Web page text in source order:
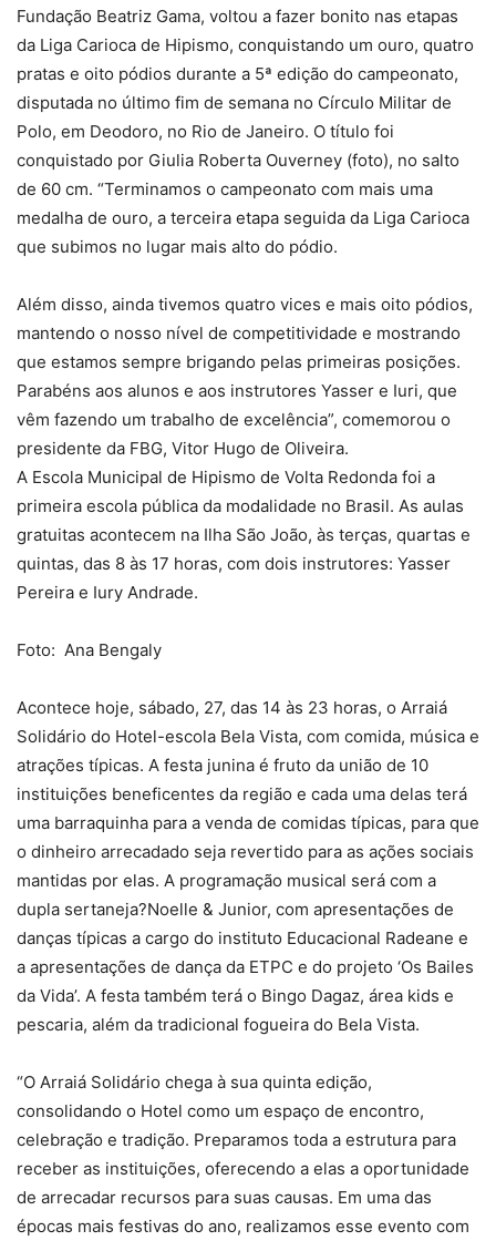
Fundação Beatriz Gama, voltou a fazer bonito nas etapas
da Liga Carioca de Hipismo, conquistando um ouro, quatro
pratas e oito pódios durante a 5ª edição do campeonato,
disputada no último fim de semana no Círculo Militar de
Polo, em Deodoro, no Rio de Janeiro. O título foi
conquistado por Giulia Roberta Ouverney (foto), no salto
de 60 cm. “Terminamos o campeonato com mais uma
medalha de ouro, a terceira etapa seguida da Liga Carioca
que subimos no lugar mais alto do pódio.
Além disso, ainda tivemos quatro vices e mais oito pódios,
mantendo o nosso nível de competitividade e mostrando
que estamos sempre brigando pelas primeiras posições.
Parabéns aos alunos e aos instrutores Yasser e Iuri, que
vêm fazendo um trabalho de excelência”, comemorou o
presidente da FBG, Vitor Hugo de Oliveira.
A Escola Municipal de Hipismo de Volta Redonda foi a
primeira escola pública da modalidade no Brasil. As aulas
gratuitas acontecem na Ilha São João, às terças, quartas e
quintas, das 8 às 17 horas, com dois instrutores: Yasser
Pereira e Iury Andrade.
Foto: Ana Bengaly
Acontece hoje, sábado, 27, das 14 às 23 horas, o Arraiá
Solidário do Hotel-escola Bela Vista, com comida, música e
atrações típicas. A festa junina é fruto da união de 10
instituições beneficentes da região e cada uma delas terá
uma barraquinha para a venda de comidas típicas, para que
o dinheiro arrecadado seja revertido para as ações sociais
mantidas por elas. A programação musical será com a
dupla sertaneja?Noelle & Junior, com apresentações de
danças típicas a cargo do instituto Educacional Radeane e
a apresentações de dança da ETPC e do projeto ‘Os Bailes
da Vida’. A festa também terá o Bingo Dagaz, área kids e
pescaria, além da tradicional fogueira do Bela Vista.
“O Arraiá Solidário chega à sua quinta edição,
consolidando o Hotel como um espaço de encontro,
celebração e tradição. Preparamos toda a estrutura para
receber as instituições, oferecendo a elas a oportunidade
de arrecadar recursos para suas causas. Em uma das
épocas mais festivas do ano, realizamos esse evento com